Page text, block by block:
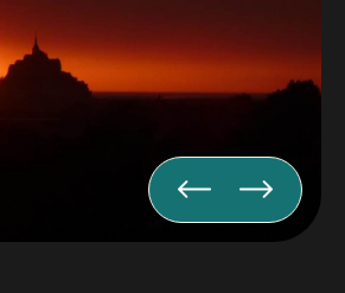
Granville a 40 min, las islas
ofrecen impresionantes
de cortesía. Nuestros baños
disfrutarde un desayuno a la